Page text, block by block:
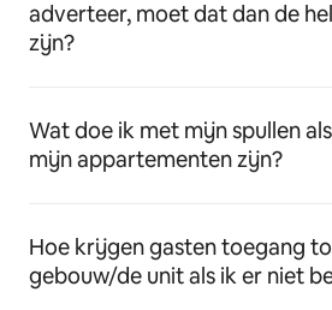
adverteer, moet dat dan de
zijn?
Wat doe ik met mijn spullen
mijn appartementen zijn?
Hoe krijgen gasten toegang
gebouw/de unit als ik er niet